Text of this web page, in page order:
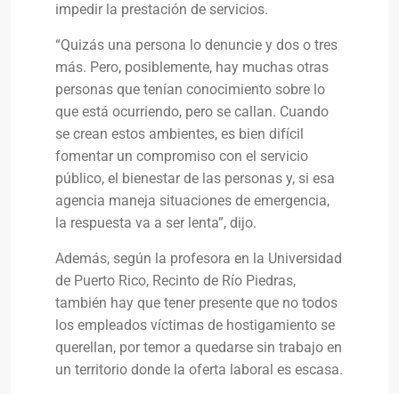
impedir la prestación de servicios.
“Quizás una persona lo denuncie y dos o tres
más. Pero, posiblemente, hay muchas otras
personas que tenían conocimiento sobre lo
que está ocurriendo, pero se callan. Cuando
se crean estos ambientes, es bien difícil
fomentar un compromiso con el servicio
público, el bienestar de las personas y, si esa
agencia maneja situaciones de emergencia,
la respuesta va a ser lenta”, dijo.
Además, según la profesora en la Universidad
de Puerto Rico, Recinto de Río Piedras,
también hay que tener presente que no todos
los empleados víctimas de hostigamiento se
querellan, por temor a quedarse sin trabajo en
un territorio donde la oferta laboral es escasa.